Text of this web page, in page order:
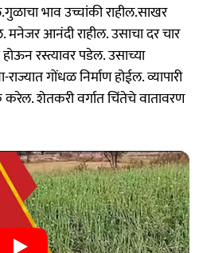
भाव उच्चांकी राहील.साखर
मनेजर आनंदी राहील. उसाचा दर चार
रस्त्यावर पडेल. उसाच्या
गोंधळ निर्माण होईल. व्यापारी
शेतकरी वर्गात चिंतेचे वातावरण